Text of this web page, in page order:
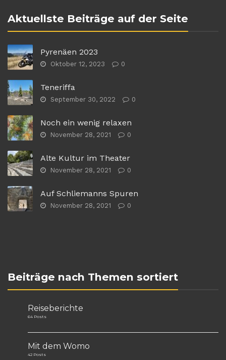
Aktuellste Beiträge auf der Seite
Pyrenäen 2023
Oktober 12, 2023 0
Teneriffa
September 30, 2022 0
Noch ein wenig relaxen
November 28, 2021 0
Alte Kultur im Theater
November 28, 2021 0
Auf Schliemanns Spuren
November 28, 2021 0
Beiträge nach Themen sortiert
Reiseberichte
64 Posts
Mit dem Womo
42 Posts